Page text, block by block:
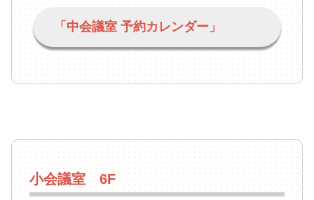
「中会議室 予約カレンダー」
小会議室 6F